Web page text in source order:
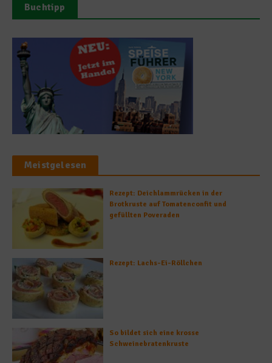
Buchtipp
Meistgelesen
Rezept: Deichlammrücken in der
Brotkruste auf Tomatenconfit und
gefüllten Poveraden
Rezept: Lachs-Ei-Röllchen
So bildet sich eine krosse
Schweinebratenkruste